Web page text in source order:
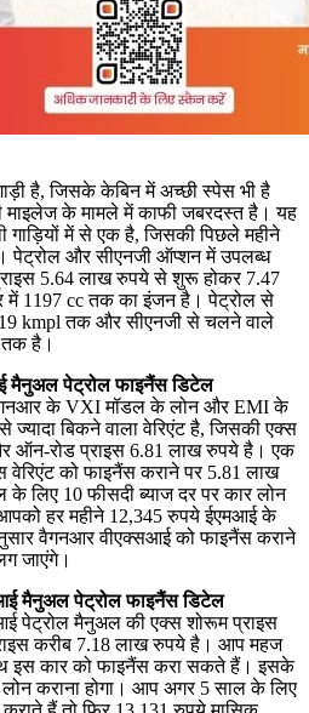
है, जिसके केबिन में अच्छी स्पेस भी है
माइलेज के मामले में काफी जबरदस्त है। यह
गाड़ियों में से एक है, जिसकी पिछले महीने
पेट्रोल और सीएनजी ऑप्शन में उपलब्ध
5.64 लाख रुपये से शुरू होकर 7.47
1197 cc तक का इंजन है। पेट्रोल से
kmpl तक और सीएनजी से चलने वाले
तक है।
मैनुअल पेट्रोल फाइनैंस डिटेल
के VXI मॉडल के लोन और EMI के
बिकने वाला वेरिएंट है, जिसकी एक्स
ऑन-रोड प्राइस 6.81 लाख रुपये है। एक
को फाइनैंस कराने पर 5.81 लाख
के लिए 10 फीसदी ब्याज दर पर कार लोन
हर महीने 12,345 रुपये ईएमआई के
वैगनआर वीएक्सआई को फाइनैंस कराने
जाएंगे।
मैनुअल पेट्रोल फाइनैंस डिटेल
पेट्रोल मैनुअल की एक्स शोरूम प्राइस
करीब 7.18 लाख रुपये है। आप महज
इस कार को फाइनैंस करा सकते हैं। इसके
कराना होगा। आप अगर 5 साल के लिए